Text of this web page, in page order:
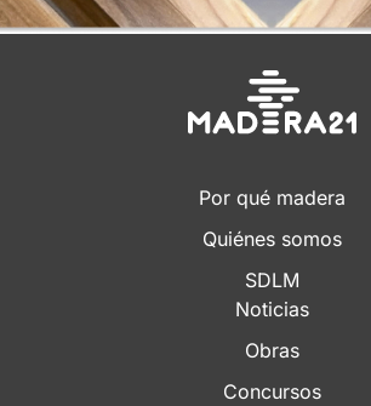
Por qué madera
Quiénes somos
SDLM
Noticias
Obras
Concursos